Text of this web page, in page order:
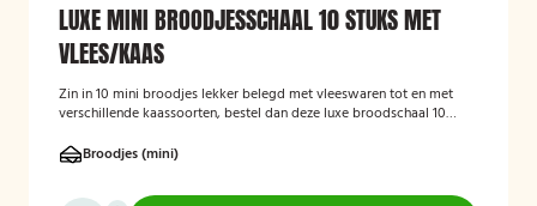
LUXE MINI BROODJESSCHAAL 10 STUKS MET
VLEES/KAAS
Zin in 10 mini broodjes lekker belegd met vleeswaren tot en met
verschillende kaassoorten, bestel dan deze luxe broodschaal 10
Broodjes (mini)